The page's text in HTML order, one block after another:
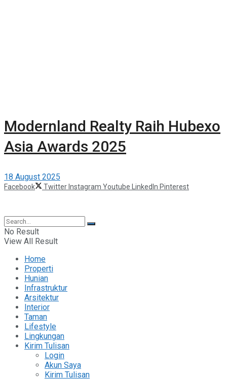
Modernland Realty Raih Hubexo
Asia Awards 2025
18 August 2025
Facebook Twitter Instagram Youtube LinkedIn Pinterest
No Result
View All Result
Home
Properti
Hunian
Infrastruktur
Arsitektur
Interior
Taman
Lifestyle
Lingkungan
Kirim Tulisan
Login
Akun Saya
Kirim Tulisan